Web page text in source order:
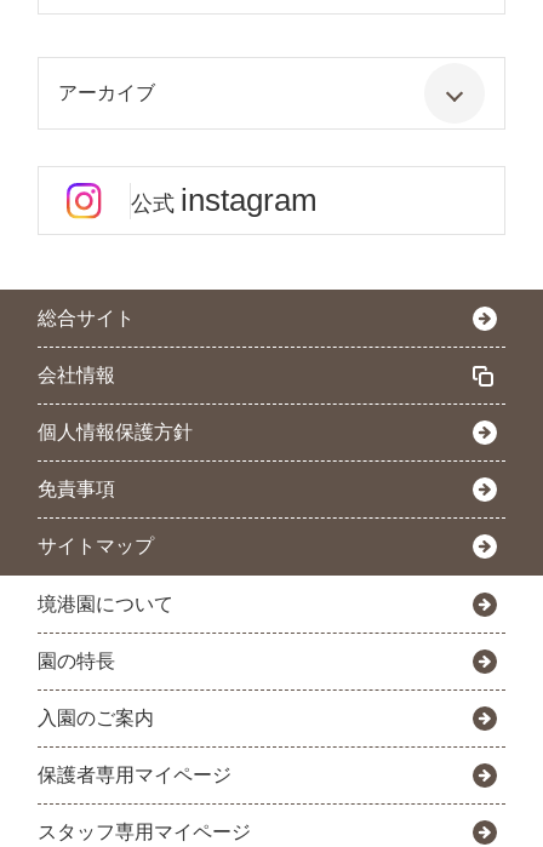
アーカイブ
公式 instagram
総合サイト
会社情報
個人情報保護方針
免責事項
サイトマップ
境港園について
園の特長
入園のご案内
保護者専用マイページ
スタッフ専用マイページ